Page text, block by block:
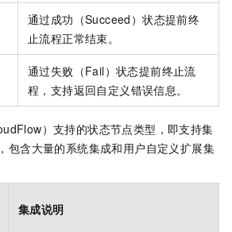
通过成功（Succeed）状态提前终
止流程正常结束。
通过失败（Fail）状态提前终止流
程，支持返回自定义错误信息。
） 支持的状态节点类型，即支持集
包含大量的系统集成和用户自定义扩展集
集成说明